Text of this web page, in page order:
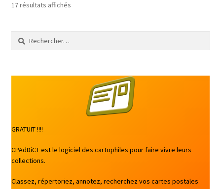
17 résultats affichés
Rechercher :
GRATUIT !!!!
CPAdDiCT est le logiciel des cartophiles pour faire vivre leurs
collections.
Classez, répertoriez, annotez, recherchez vos cartes postales